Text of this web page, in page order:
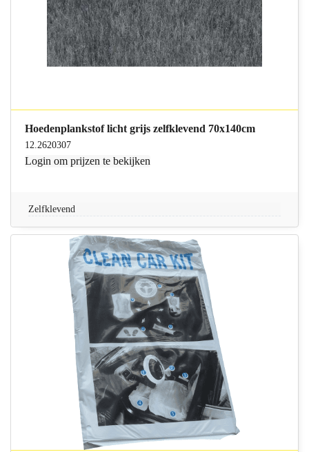
Hoedenplankstof licht grijs zelfklevend 70x140cm
12.2620307
Login om prijzen te bekijken
Zelfklevend